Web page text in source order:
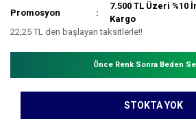
Promosyon
7.500 TL Üzeri
Kargo
22,25 TL den başlayan taksitlerle!!
Önce Renk Sonra Beden
STOKTA YOK